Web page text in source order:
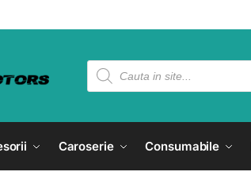
Caroserie Consumabile